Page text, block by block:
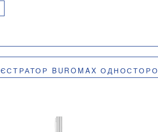
BUROMAX ОДНОСТОРОННІЙ PASTEL А4